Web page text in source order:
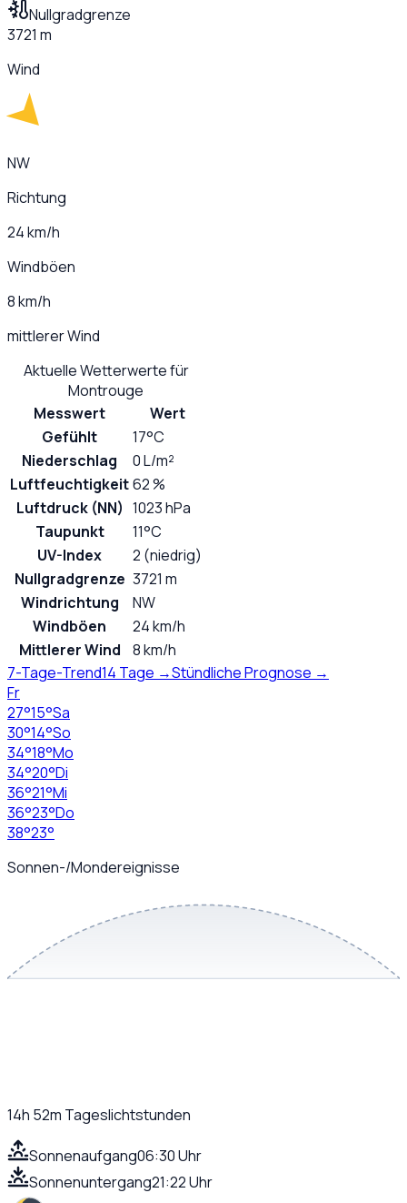
Nullgradgrenze
3721 m
Wind
NW
Richtung
24 km/h
Windböen
8 km/h
mittlerer Wind
Aktuelle Wetterwerte für
Montrouge
Messwert
Wert
Gefühlt
17°C
Niederschlag
0 L/m²
Luftfeuchtigkeit62 %
Luftdruck (NN) 1023 hPa
Taupunkt
11°C
UV-Index
2 (niedrig)
Nullgradgrenze 3721 m
Windrichtung
NW
Windböen
24 km/h
Mittlerer Wind
8 km/h
7-Tage-Trend14 Tage →Stündliche Prognose →
Fr
27°15°Sa
30°14°So
34°18°Mo
34°20°Di
36°21°Mi
36°23°Do
38°23°
Sonnen-/Mondereignisse
14h 52m Tageslichtstunden
Sonnenaufgang06:30 Uhr
Sonnenuntergang21:22 Uhr